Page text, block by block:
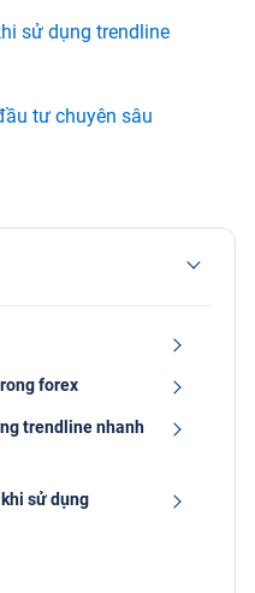
sử dụng trendline
tư chuyên sâu
forex
trendline nhanh
sử dụng